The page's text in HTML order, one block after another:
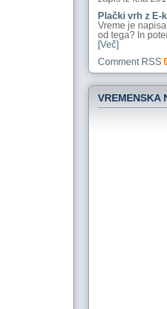
Plački vrh z E-
Vreme je
od tega? In
[Več]
Comment RSS
VREMENSKA